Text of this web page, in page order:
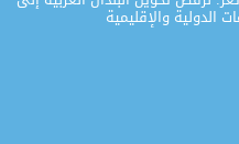
الدولية والإقليمية